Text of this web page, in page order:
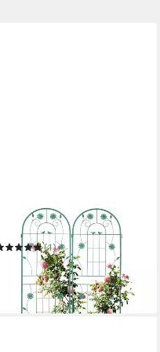
RELAXDAYS
Rankgitter im 2er Set 150 cm
(1)
39,99 € UVP69,99 €
in 3-4 Werktagen bei dir